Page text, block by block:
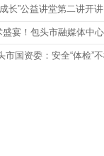
长”公益讲堂第二讲开讲